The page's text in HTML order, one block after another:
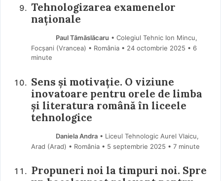
Tehnologizarea examenelor
naționale
Paul Tămăslăcaru • Colegiul Tehnic Ion Mincu,
Focșani (Vrancea) • România
24 octombrie 2025 • 6
minute
Sens și motivație. O viziune
inovatoare pentru orele de limba
și literatura română în liceele
tehnologice
Daniela Andra• Liceul Tehnologic Aurel Vlaicu,
Arad (Arad) • România
5 septembrie 2025 • 7 minute
Propuneri noi la timpuri noi. Spre